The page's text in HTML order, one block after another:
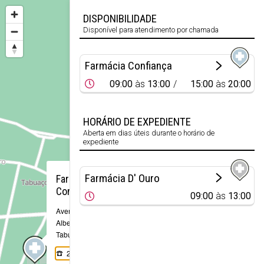
Farmácia
Confiança
Avenida Sá de
Albergaria, 14
Tabuaço
254 787 035
×
DISPONIBILIDADE
Disponível para atendimento por chamada
Farmácia Confiança
09:00 às 13:00 15:00 às20:00
HORÁRIO DE EXPEDIENTE
Aberta em dias úteis durante o horário de
expediente
Farmácia D' Ouro
09:00 às 13:00